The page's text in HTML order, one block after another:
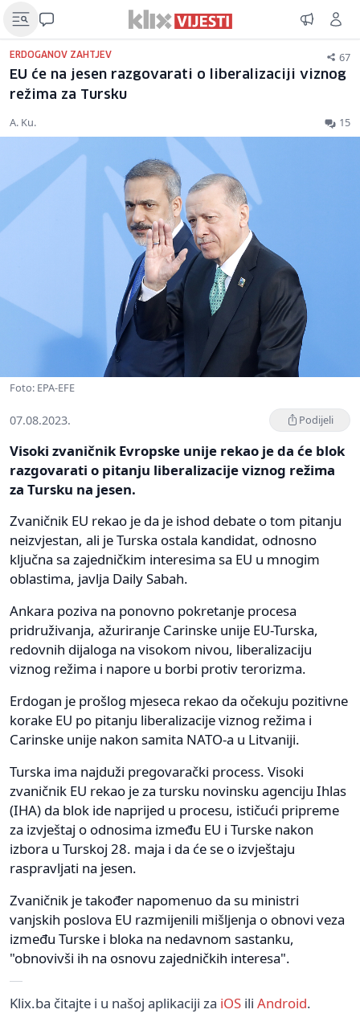
ERDOGANOV ZAHTJEV 67
EU će na jesen razgovarati o liberalizaciji viznog
režima za Tursku
A. Ku. 15
Foto: EPA-EFE
07.08.2023. Podijeli
Visoki zvaničnik Evropske unije rekao je da će blok
razgovarati o pitanju liberalizacije viznog režima
za Tursku na jesen.
Zvaničnik EU rekao je da je ishod debate o tom pitanju
neizvjestan, ali je Turska ostala kandidat, odnosno
ključna sa zajedničkim interesima sa EU u mnogim
oblastima, javlja Daily Sabah.
Ankara poziva na ponovno pokretanje procesa
pridruživanja, ažuriranje Carinske unije EU-Turska,
redovnih dijaloga na visokom nivou, liberalizaciju
viznog režima i napore u borbi protiv terorizma.
Erdogan je prošlog mjeseca rekao da očekuju pozitivne
korake EU po pitanju liberalizacije viznog režima i
Carinske unije nakon samita NATO-a u Litvaniji.
Turska ima najduži pregovarački process. Visoki
zvaničnik EU rekao je za tursku novinsku agenciju Ihlas
(IHA) da blok ide naprijed u procesu, ističući pripreme
za izvještaj o odnosima između EU i Turske nakon
izbora u Turskoj 28. maja i da će se o izvještaju
raspravljati na jesen.
Zvaničnik je također napomenuo da su ministri
vanjskih poslova EU razmijenili mišljenja o obnovi veza
između Turske i bloka na nedavnom sastanku,
"obnovivši ih na osnovu zajedničkih interesa".
Klix.ba čitajte i u našoj aplikaciji za iOS ili Android.